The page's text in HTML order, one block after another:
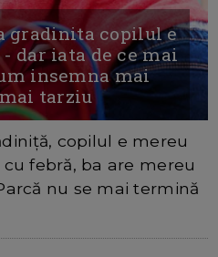
gradinita copilul e
dar iata de ce mai
insemna mai
tarziu
copilul e mereu
febră, ba are mereu
nu se mai termină